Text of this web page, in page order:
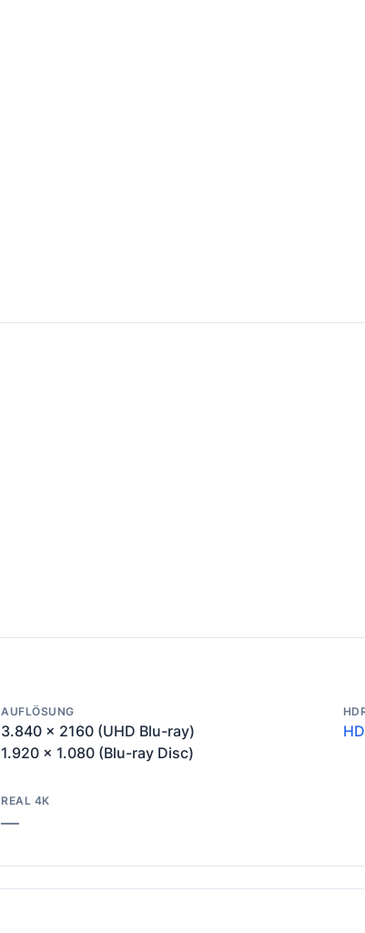
AUFLÖSUNG
3.840 x 2160 (UHD Blu-ray)
1.920 x 1.080 (Blu-ray Disc)
REAL 4K
—